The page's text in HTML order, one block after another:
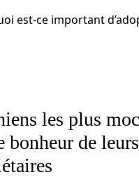
est-ce important
les plus
bonheur de leurs